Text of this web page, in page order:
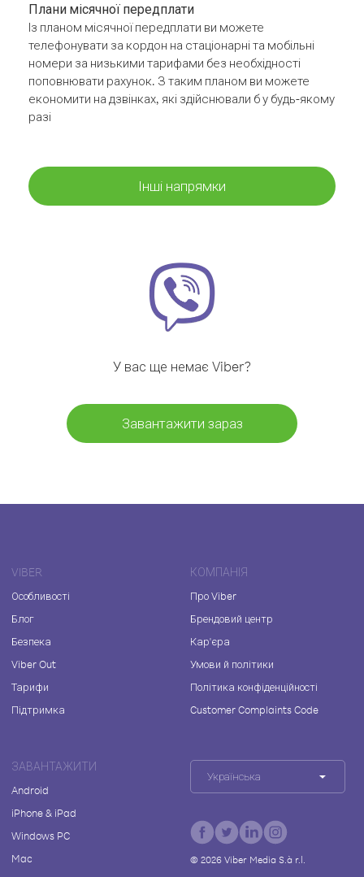
Плани місячної передплати
Із планом місячної передплати ви можете
телефонувати за кордон на стаціонарні та мобільні
номери за низькими тарифами без необхідності
поповнювати рахунок. З таким планом ви можете
економити на дзвінках, які здійснювали б у будь-якому
разі
Інші напрямки
У вас ще немає Viber?
Завантажити зараз
VIBER
Особливості
Блог
Безпека
Viber Out
Тарифи
Підтримка
КОМПАНІЯ
Про Viber
Брендовий центр
Кар'єра
Умови й політики
Політика конфіденційності
Customer Complaints Code
ЗАВАНТАЖИТИ
Android
iPhone & iPad
Windows PC
Mac
Українська
© 2026Viber Media S.à r.l.